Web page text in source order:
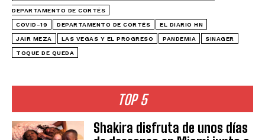
TOP 5
Shakira disfruta de unos días
DEPARTAMENTO DE CORTÉS
COVID-19 DEPARTAMENTO DE CORTÉS EL DIARIO HN
JAIR MEZA LAS VEGAS Y EL PROGRESO PANDEMIA SINAGER
TOQUE DE QUEDA